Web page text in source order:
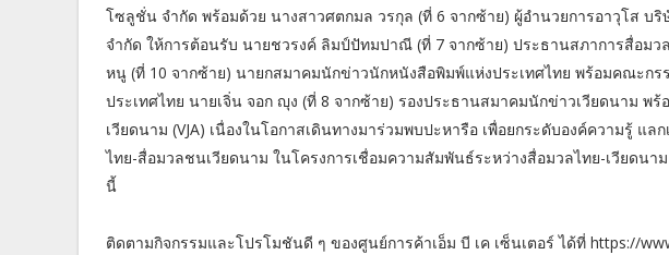
โซลูชั่น จำกัด พร้อมด้วย นางสาวศตกมล วรกุล (ที่ 6 จากซ้าย) ผู้อำนวยการอาวุโส บริ
จำกัด ให้การต้อนรับ นายชวรงค์ ลิมป์ปัทมปาณี (ที่ 7 จากซ้าย) ประธานสภาการสื่อมว
หนู (ที่ 10 จากซ้าย) นายกสมาคมนักข่าวนักหนังสือพิมพ์แห่งประเทศไทย พร้อมคณะก
ประเทศไทย นายเจิ่น จอก ญุง (ที่ 8 จากซ้าย) รองประธานสมาคมนักข่าวเวียดนาม
เวียดนาม (VJA) เนื่องในโอกาสเดินทางมาร่วมพบปะหารือ เพื่อยกระดับองค์ความรู้ แ
ไทย-สื่อมวลชนเวียดนาม ในโครงการเชื่อมความสัมพันธ์ระหว่างสื่อมวลไทย-เวียดนา
นี้
ติดตามกิจกรรมและโปรโมชันดี ๆ ของศูนย์การค้าเอ็ม บี เค เซ็นเตอร์ ได้ที่ https://